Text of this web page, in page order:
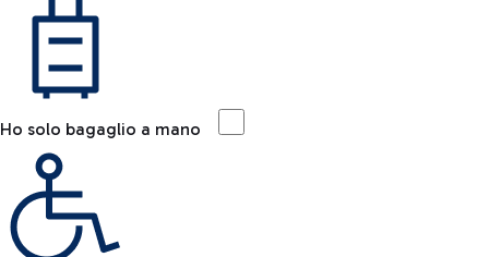
Ho solo bagaglio a mano